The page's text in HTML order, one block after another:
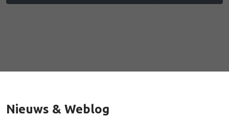
Nieuws & Weblog